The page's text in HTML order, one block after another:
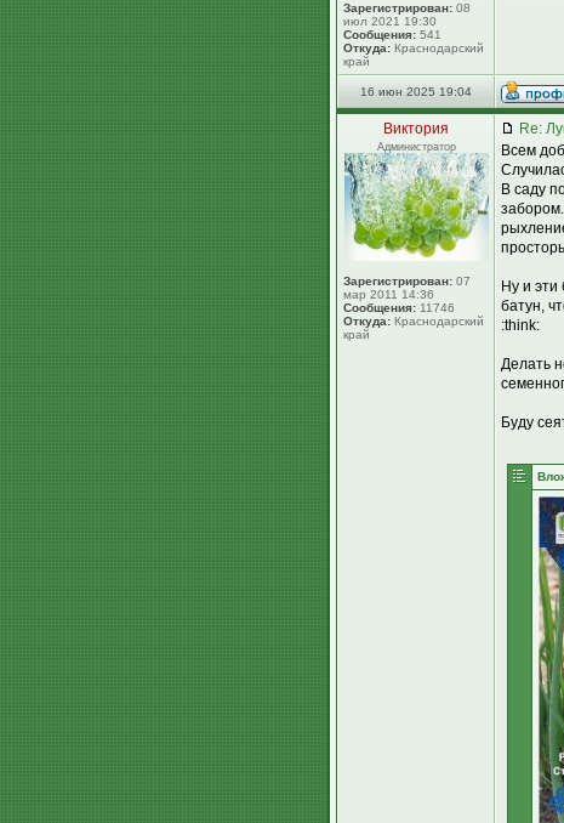
Зарегистрирован: 08
июл 2021 19:30
Сообщения: 541
Откуда: Краснодарский
край
16 июн 2025 19:04
Виктория
Администратор
Зарегистрирован: 07
мар 2011 14:36
Сообщения: 11746
Откуда: Краснодарский
край
Re:
Всем
В саду
Ну и эти
батун,
:think:
Делать
Буду